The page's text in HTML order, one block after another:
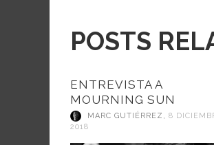
POSTS
ENTREVISTA A
MOURNING SUN
MARC GUTIÉRREZ , 8
2018